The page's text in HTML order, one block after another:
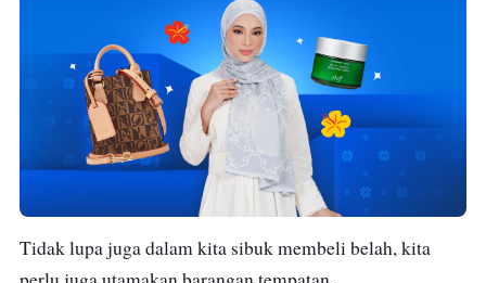
Tidak lupa juga dalam kita sibuk membeli belah, kita